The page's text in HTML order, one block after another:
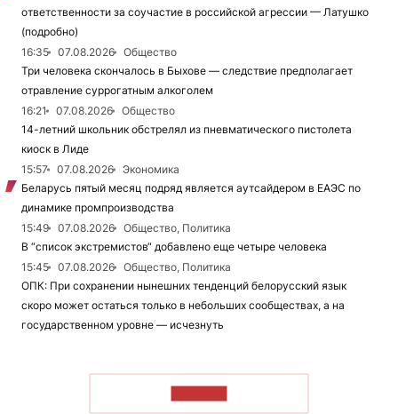
ответственности за соучастие в российской агрессии — Латушко
(подробно)
16:35
07.08.2026
Общество
Три человека скончалось в Быхове — следствие предполагает
отравление суррогатным алкоголем
16:21
07.08.2026
Общество
14-летний школьник обстрелял из пневматического пистолета
киоск в Лиде
15:57
07.08.2026
Экономика
Беларусь пятый месяц подряд является аутсайдером в ЕАЭС по
динамике промпроизводства
15:49
07.08.2026
Общество, Политика
В “список экстремистов“ добавлено еще четыре человека
15:45
07.08.2026
Общество, Политика
ОПК: При сохранении нынешних тенденций белорусский язык
скоро может остаться только в небольших сообществах, а на
государственном уровне — исчезнуть